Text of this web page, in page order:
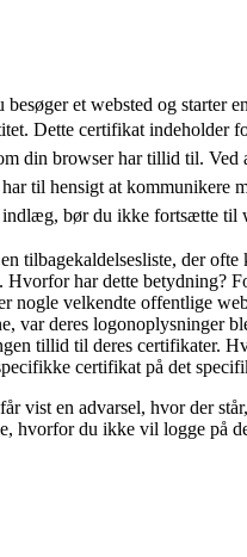
et websted og starter
Dette certifikat indeholder
din browser har tillid til. Ved
til hensigt at kommunikere
bør du ikke fortsætte til
tilbagekaldelsesliste, der ofte
Hvorfor har dette betydning?
nogle velkendte offentlige
var deres logonoplysninger
tillid til deres certifikater.
certifikat på det
vist en advarsel, hvor der
hvorfor du ikke vil logge på